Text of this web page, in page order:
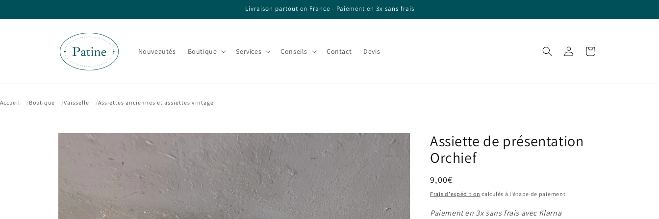
Livraison partout en France - Paiement en 3x sans frais
Nouveautés Boutique Services Conseils Contact Devis Connexion Panier
Accueil Boutique Vaisselle Assiettes anciennes et assiettes vintage
Passer aux
informations
Assiette de présentation
Orchief
Prix
habituel
9,00€
Frais d'expédition calculés à l'étape de paiement.
Paiement en 3x sans frais avec Klarna